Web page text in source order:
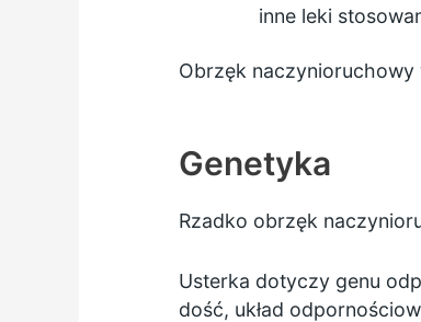
inne leki
Obrzęk naczynioruchowy
Genetyka
Rzadko obrzęk
Usterka dotyczy genu
dość, układ